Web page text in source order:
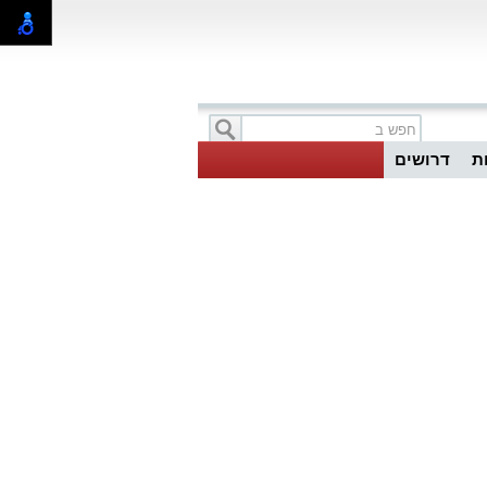
דרושים